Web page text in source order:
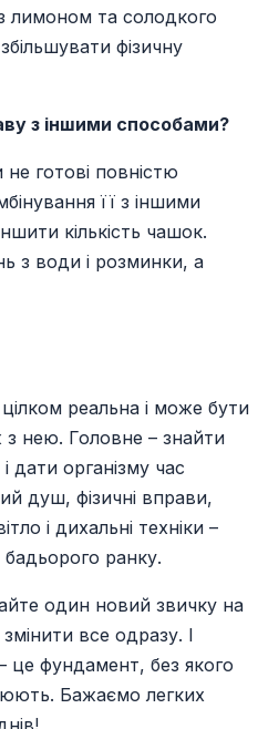
лимоном та солодкого
фізичну
з іншими способами?
готові повністю
її з іншими
кількість чашок.
з води і розминки, а
реальна і може бути
з нею. Головне – знайти
дати організму час
душ, фізичні вправи,
і дихальні техніки –
ранку.
один новий звичку на
все одразу. І
це фундамент, без якого
Бажаємо легких